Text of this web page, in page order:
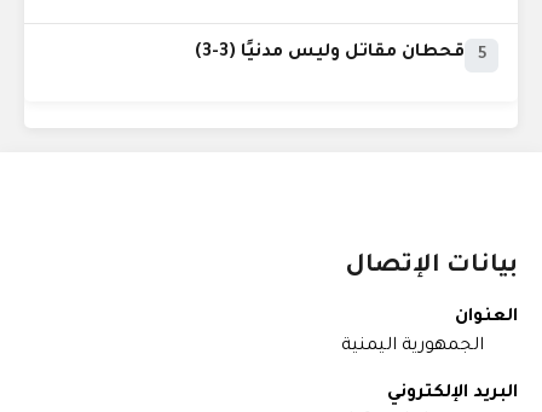
5 قحطان مقاتل وليس مدنيًا (3-3)
بيانات الإتصال
العنوان
الجمهورية اليمنية
البريد الإلكتروني